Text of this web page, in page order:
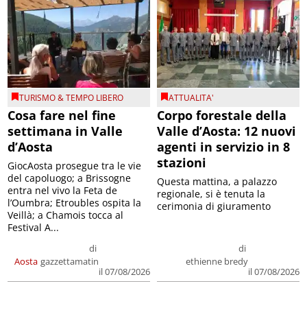
TURISMO & TEMPO LIBERO
Cosa fare nel fine
settimana in Valle
d’Aosta
Aosta
di
gazzettamatin
il 07/08/2026
GiocAosta prosegue tra le vie
del capoluogo; a Brissogne
entra nel vivo la Feta de
l’Oumbra; Etroubles ospita la
Veillà; a Chamois tocca al
Festival A...
ATTUALITA'
Corpo forestale della
Valle d’Aosta: 12 nuovi
agenti in servizio in 8
stazioni
di
ethienne bredy
il 07/08/2026
Questa mattina, a palazzo
regionale, si è tenuta la
cerimonia di giuramento